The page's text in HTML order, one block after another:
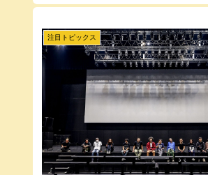
注目トピックス